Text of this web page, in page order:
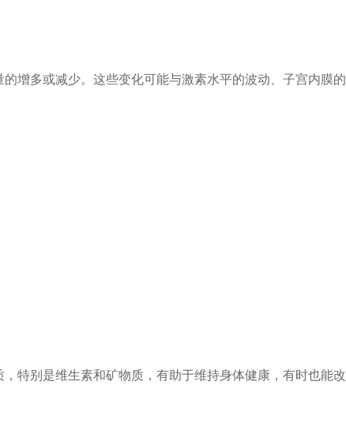
增多或减少。这些变化可能与激素水平的波动、子宫内膜的
特别是维生素和矿物质，有助于维持身体健康，有时也能改